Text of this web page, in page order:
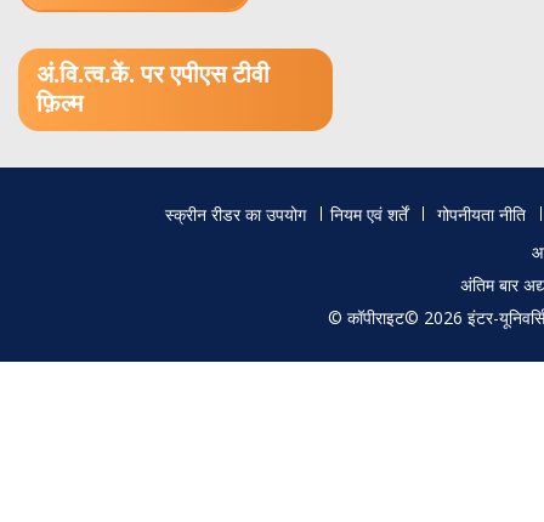
अं.वि.त्व.कें. पर एपीएस टीवी
फ़िल्म
स्क्रीन रीडर का उपयोग नियम एवं शर्तें
गोपनीयता नीति
अंतिम बार
© कॉपीराइट© 2026 इंटर-